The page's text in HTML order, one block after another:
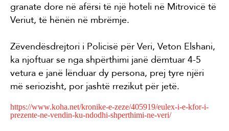
granate dore në afërsi të një hoteli në Mitrovicë të
Veriut, të hënën në mbrëmje.
Zëvendësdrejtori i Policisë për Veri, Veton Elshani,
ka njoftuar se nga shpërthimi janë dëmtuar 4-5
vetura e janë lënduar dy persona, prej tyre njëri
më seriozisht, por jashtë rrezikut për jetë.
https://www.koha.net/kronike-e-zeze/405919/eulex-i-e-kfor-i-
prezente-ne-vendin-ku-ndodhi-shperthimi-ne-veri/